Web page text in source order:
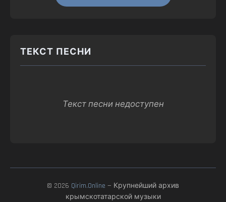
ТЕКСТ ПЕСНИ
Текст песни недоступен
© 2026 Qirim.Online — Крупнейший архив
крымскотатарской музыки